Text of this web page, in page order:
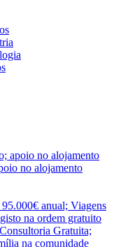
apoio no alojamento
no alojamento
anual; Viagens
na ordem gratuito
Gratuita;
na comunidade